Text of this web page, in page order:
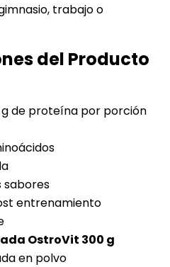
trabajo o
del Producto
de proteína por porción
sabores
entrenamiento
OstroVit 300 g
en polvo